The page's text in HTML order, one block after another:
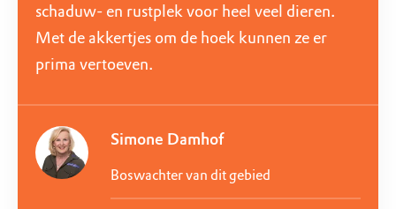
schaduw- en rustplek voor heel veel dieren.
Met de akkertjes om de hoek kunnen ze er
prima vertoeven.
Simone Damhof
Boswachter van dit gebied